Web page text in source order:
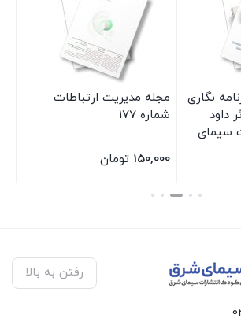
نگاری
داود
سیمای
مجله مدیریت ارتباطات
شماره 177
150,000 تومان
بستن
رفتن به بالا